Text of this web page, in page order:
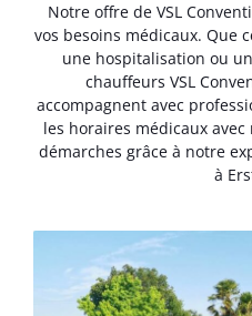
Notre offre de VSL
vos besoins médicaux. Que
une hospitalisation ou
chauffeurs VSL
accompagnent avec
les horaires médicaux
démarches grâce à notre
à